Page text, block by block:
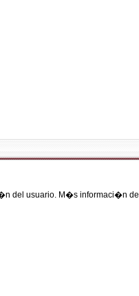
del usuario. M�s informaci�n